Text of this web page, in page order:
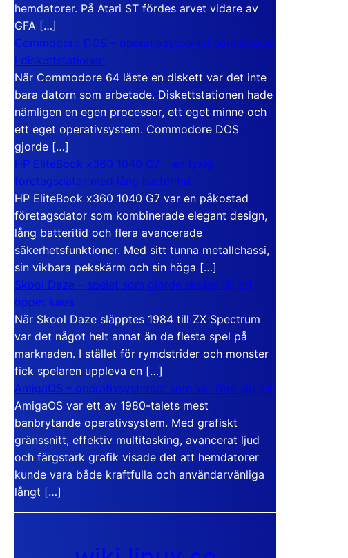
hemdatorer. På Atari ST fördes arvet vidare av
GFA […]
Commodore DOS – operativsystemet som bodde
i diskettstationen
När Commodore 64 läste en diskett var det inte
bara datorn som arbetade. Diskettstationen hade
nämligen en egen processor, ett eget minne och
ett eget operativsystem. Commodore DOS
gjorde […]
HP EliteBook x360 1040 G7 – en lyxig
företagsdator med lång batteritid
HP EliteBook x360 1040 G7 var en påkostad
företagsdator som kombinerade elegant design,
lång batteritid och flera avancerade
säkerhetsfunktioner. Med sitt tunna metallchassi,
sin vikbara pekskärm och sin höga […]
Skool Daze – spelet som gjorde skolan till ett
öppet kaos
När Skool Daze släpptes 1984 till ZX Spectrum
var det något helt annat än de flesta spel på
marknaden. I stället för rymdstrider och monster
fick spelaren uppleva en […]
AmigaOS – operativsystemet som var före sin tid
AmigaOS var ett av 1980-talets mest
banbrytande operativsystem. Med grafiskt
gränssnitt, effektiv multitasking, avancerat ljud
och färgstark grafik visade det att hemdatorer
kunde vara både kraftfulla och användarvänliga
långt […]